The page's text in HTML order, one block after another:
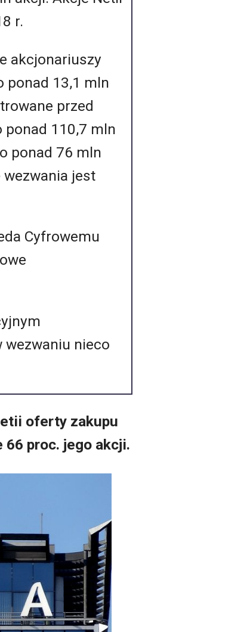
r.
akcjonariuszy
ponad 13,1 mln
przed
ponad 110,7 mln
ponad 76 mln
jest
Cyfrowemu
wezwaniu nieco
oferty zakupu
proc. jego akcji.